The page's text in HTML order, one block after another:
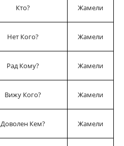
Кто? Жамели
Нет Кого? Жамели
Рад Кому? Жамели
Вижу Кого? Жамели
Доволен Кем? Жамели